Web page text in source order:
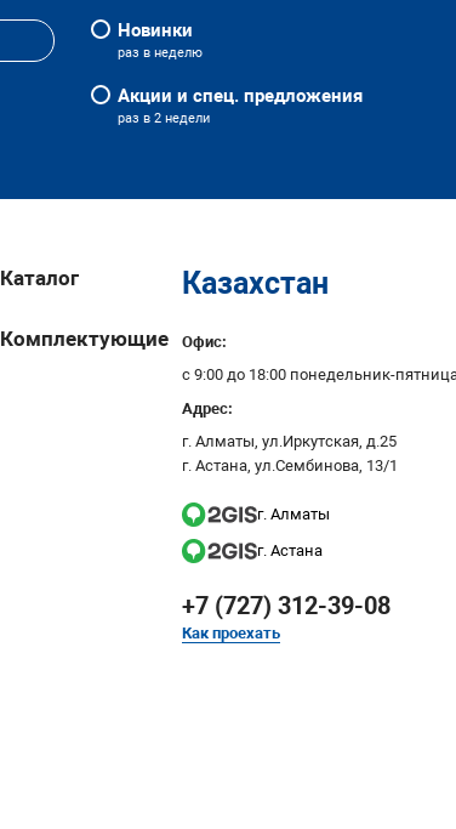
Новинки
раз в неделю
Акции и спец. предложения
раз в 2 недели
Каталог
Комплектующие
Казахстан
Офис:
с 9:00 до 18:00 понедельник-
Адрес:
г. Алматы, ул.Иркутская, д.25
г. Астана, ул.Сембинова, 13/1
г. Алматы
г. Астана
+7 (727) 312-39-08
Как проехать